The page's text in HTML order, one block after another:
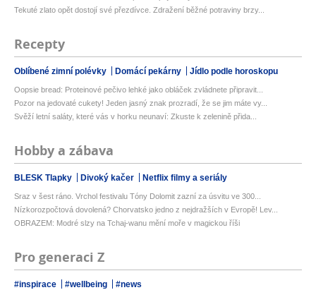
Tekuté zlato opět dostojí své přezdívce. Zdražení běžné potraviny brzy...
Recepty
Oblíbené zimní polévky Domácí pekárny Jídlo podle horoskopu
Oopsie bread: Proteinové pečivo lehké jako obláček zvládnete připravit...
Pozor na jedovaté cukety! Jeden jasný znak prozradí, že se jim máte vy...
Svěží letní saláty, které vás v horku neunaví: Zkuste k zelenině přida...
Hobby a zábava
BLESK Tlapky Divoký kačer Netflix filmy a seriály
Sraz v šest ráno. Vrchol festivalu Tóny Dolomit zazní za úsvitu ve 300...
Nízkorozpočtová dovolená? Chorvatsko jedno z nejdražších v Evropě! Lev...
OBRAZEM: Modré slzy na Tchaj-wanu mění moře v magickou říši
Pro generaci Z
#inspirace #wellbeing #news